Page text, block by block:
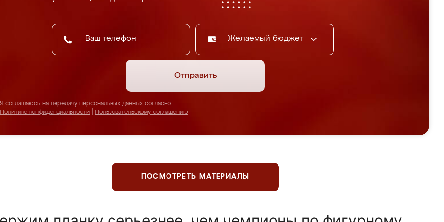
Желаемый бюджет
Отправить
Я соглашаюсь на передачу персональных данных согласно
Политике конфиденциальности
Пользовательскому соглашению
ПОСМОТРЕТЬ МАТЕРИАЛЫ